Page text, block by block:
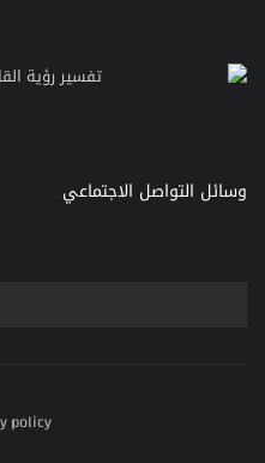
تفسير رؤية
وسائل التواصل الاجتماعي
policy